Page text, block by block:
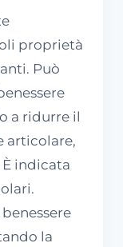
proprietà
Può
a ridurre il
articolare,
indicata
la